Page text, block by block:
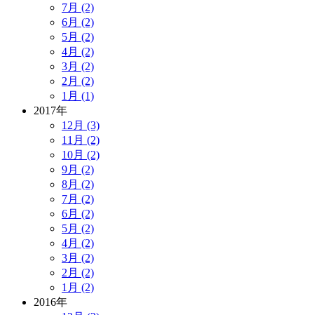
7月 (2)
6月 (2)
5月 (2)
4月 (2)
3月 (2)
2月 (2)
1月 (1)
2017年
12月 (3)
11月 (2)
10月 (2)
9月 (2)
8月 (2)
7月 (2)
6月 (2)
5月 (2)
4月 (2)
3月 (2)
2月 (2)
1月 (2)
2016年